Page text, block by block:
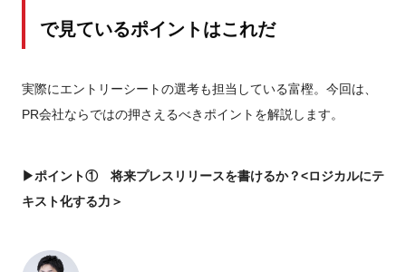
で見ているポイントはこれだ
実際にエントリーシートの選考も担当している富樫。今回は、
PR会社ならではの押さえるべきポイントを解説します。
▶ポイント① 将来プレスリリースを書けるか？<ロジカルにテ
キスト化する力＞